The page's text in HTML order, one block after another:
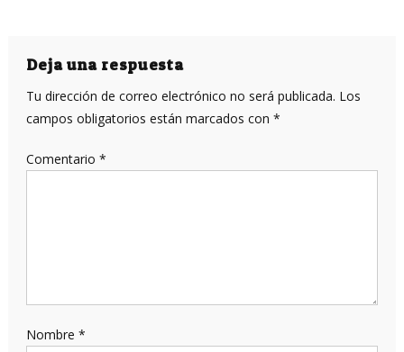
Deja una respuesta
Tu dirección de correo electrónico no será publicada. Los
campos obligatorios están marcados con *
Comentario *
Nombre *